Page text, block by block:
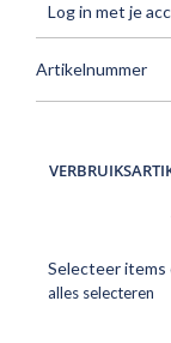
Log in met je
Artikelnummer
Selecteer items
alles selecteren